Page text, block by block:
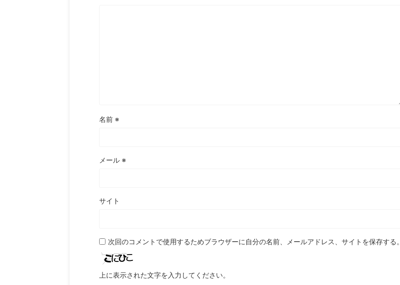
名前 ※
メール ※
サイト
次回のコメントで使用するためブラウザーに自分の名前、メールアドレス、サイトを保存する。
上に表示された文字を入力してください。